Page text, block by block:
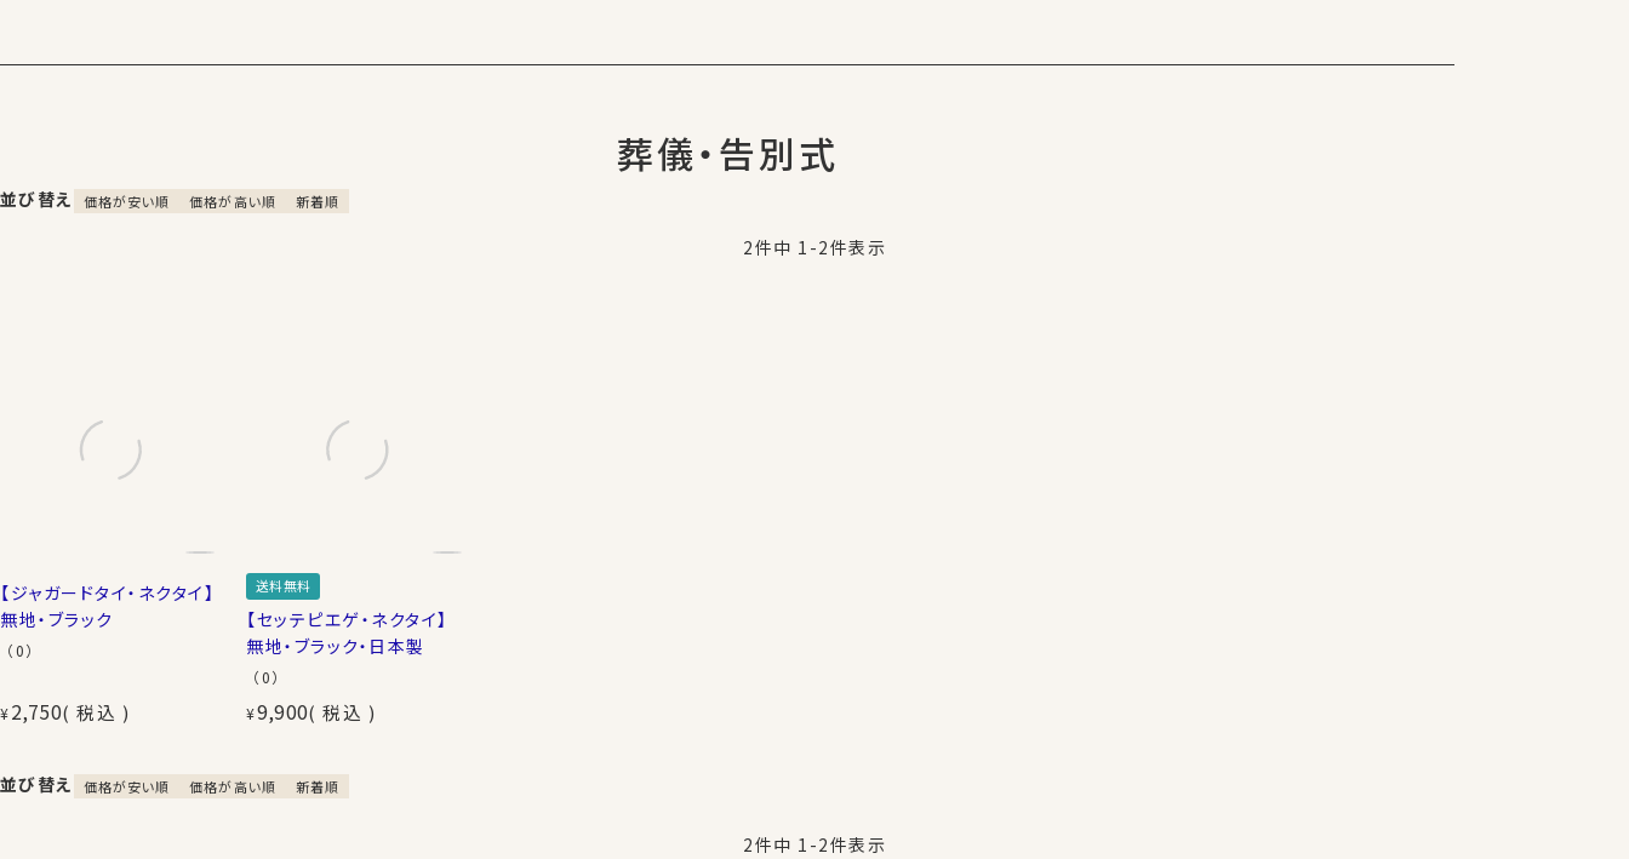
葬儀・告別式
並び替え 価格が安い順 価格が高い順 新着順
2件中 1 -2件表示
【ジャガードタイ・ネクタイ】
無地・ブラック
（0）
¥2,750 税込
送料無料
【セッテピエゲ・ネクタイ】
無地・ブラック・日本製
（0）
¥9,900 税込
並び替え 価格が安い順 価格が高い順 新着順
2件中 1 -2件表示